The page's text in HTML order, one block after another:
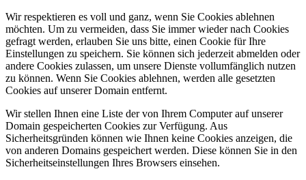
Wir respektieren es voll und ganz, wenn Sie Cookies ablehnen
möchten. Um zu vermeiden, dass Sie immer wieder nach Cookies
gefragt werden, erlauben Sie uns bitte, einen Cookie für Ihre
Einstellungen zu speichern. Sie können sich jederzeit abmelden oder
andere Cookies zulassen, um unsere Dienste vollumfänglich nutzen
zu können. Wenn Sie Cookies ablehnen, werden alle gesetzten
Cookies auf unserer Domain entfernt.
Wir stellen Ihnen eine Liste der von Ihrem Computer auf unserer
Domain gespeicherten Cookies zur Verfügung. Aus
Sicherheitsgründen können wie Ihnen keine Cookies anzeigen, die
von anderen Domains gespeichert werden. Diese können Sie in den
Sicherheitseinstellungen Ihres Browsers einsehen.